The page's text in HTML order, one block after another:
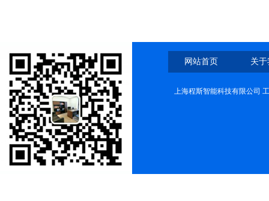
网站首页 关
上海程斯智能科技有限公司